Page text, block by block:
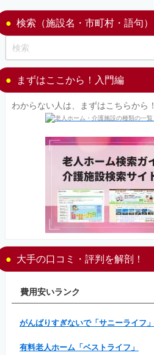
検索（施設名・市町村・語句）
まずはここから！入門編
わからない人は、まずはこちらから！
大手の口コミ・評判を解剖！
費用安いランク
がんばりすぎないで「サニーライフ」
有料老人ホーム「ベストライフ」